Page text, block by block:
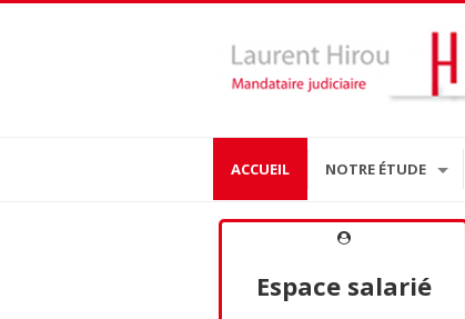
ACCUEIL NOTRE ÉTUDE
Espace salarié